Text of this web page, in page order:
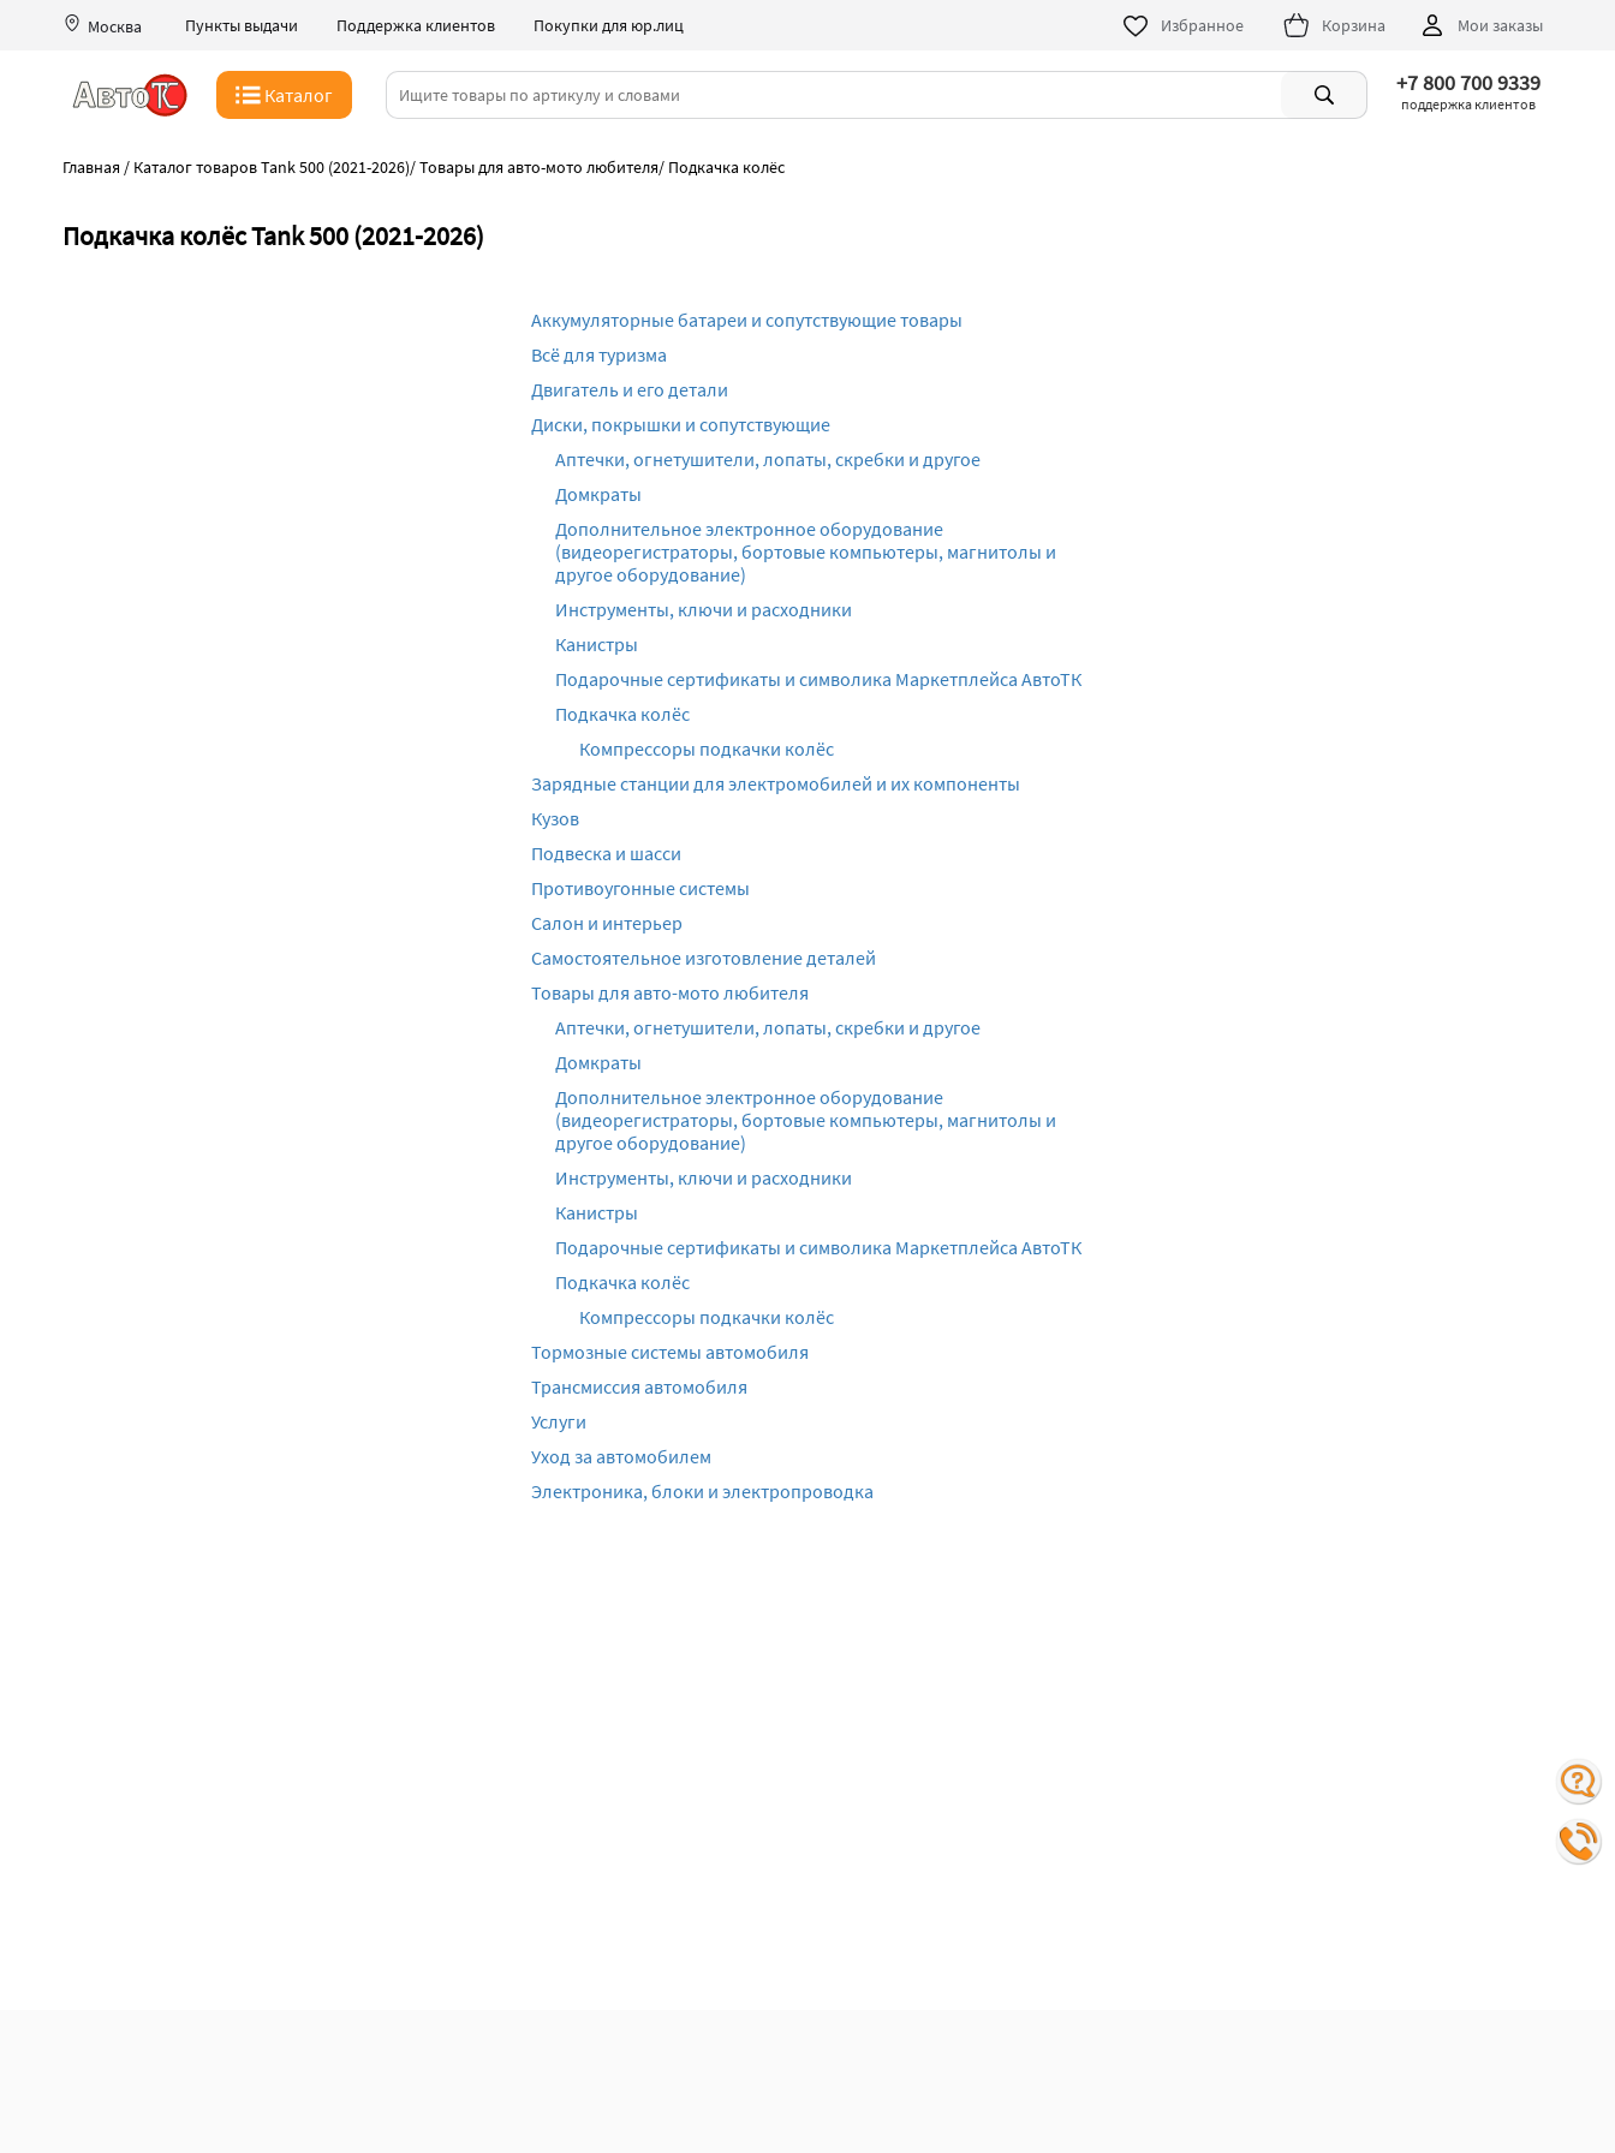
Москва Пункты выдачи Поддержка клиентов Покупки для юр.лиц Избранное Корзина Мои заказы
Каталог +7 800 700 9339
поддержка клиентов
Главная / Каталог товаров Tank 500 (2021-2026)/Товары для авто-мото любителя/ Подкачка колёс
Подкачка колёс Tank 500 (2021-2026)
Аккумуляторные батареи и сопутствующие товары
Всё для туризма
Двигатель и его детали
Диски, покрышки и сопутствующие
Аптечки, огнетушители, лопаты, скребки и другое
Домкраты
Дополнительное электронное оборудование
(видеорегистраторы, бортовые компьютеры, магнитолы и
другое оборудование)
Инструменты, ключи и расходники
Канистры
Подарочные сертификаты и символика Маркетплейса АвтоТК
Подкачка колёс
Компрессоры подкачки колёс
Зарядные станции для электромобилей и их компоненты
Кузов
Подвеска и шасси
Противоугонные системы
Салон и интерьер
Самостоятельное изготовление деталей
Товары для авто-мото любителя
Аптечки, огнетушители, лопаты, скребки и другое
Домкраты
Дополнительное электронное оборудование
(видеорегистраторы, бортовые компьютеры, магнитолы и
другое оборудование)
Инструменты, ключи и расходники
Канистры
Подарочные сертификаты и символика Маркетплейса АвтоТК
Подкачка колёс
Компрессоры подкачки колёс
Тормозные системы автомобиля
Трансмиссия автомобиля
Услуги
Уход за автомобилем
Электроника, блоки и электропроводка